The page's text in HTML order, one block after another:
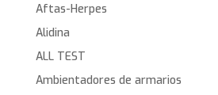
Aftas-Herpes
Alidina
ALL TEST
Ambientadores de armarios